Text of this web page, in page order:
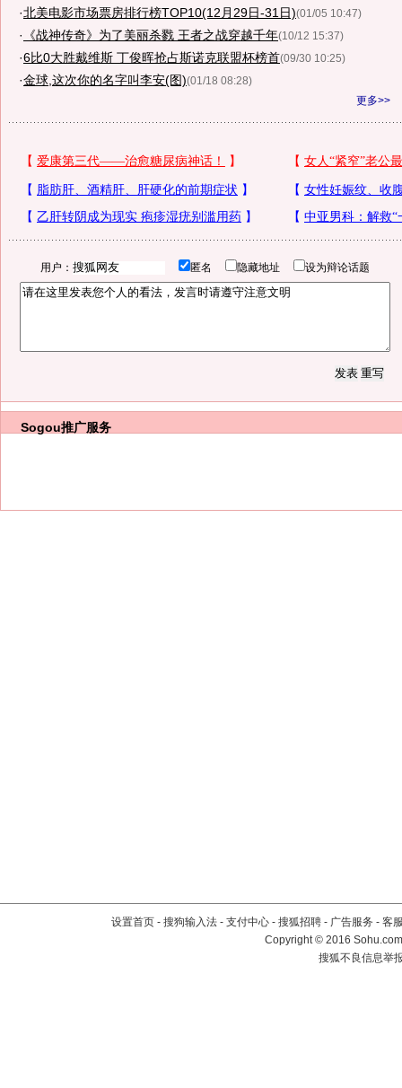
·北美电影市场票房排行榜TOP10(12月29日-31日)(01/05 10:47)
· 《战神传奇》为了美丽杀戮 王者之战穿越千年(10/12 15:37)
·6比0大胜戴维斯 丁俊晖抢占斯诺克联盟杯榜首(09/30 10:25)
·金球,这次你的名字叫李安(图)(01/18 08:28)
更多>>
用户： 匿名 隐藏地址 设为辩论话题
Sogou推广服务
设置首页 - 搜狗输入法 - 支付中心 - 搜狐招聘 - 广告服务 - 客
Copyright©2016
搜狐不良信息举